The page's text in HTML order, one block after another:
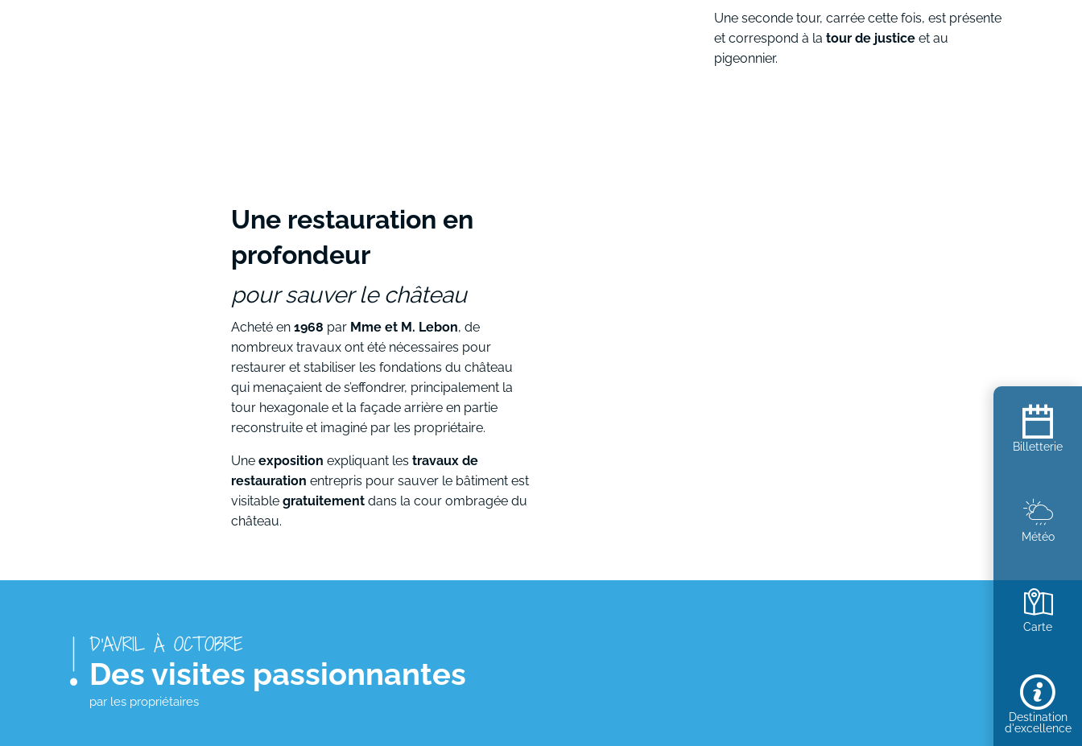
Billetterie
Météo
Carte
Destination
d'excellence
Une seconde tour, carrée cette fois, est présente
et correspond à la tour de justice et au
pigeonnier.
Une restauration en
profondeur
pour sauver le château
Acheté en 1968 par Mme et M. Lebon, de
nombreux travaux ont été nécessaires pour
restaurer et stabiliser les fondations du château
qui menaçaient de s’effondrer, principalement la
tour hexagonale et la façade arrière en partie
reconstruite et imaginé par les propriétaire.
Une exposition expliquant les travaux de
restauration entrepris pour sauver le bâtiment est
visitable gratuitement dans la cour ombragée du
château.
D'AVRIL À OCTOBRE
Des visites passionnantes
par les propriétaires